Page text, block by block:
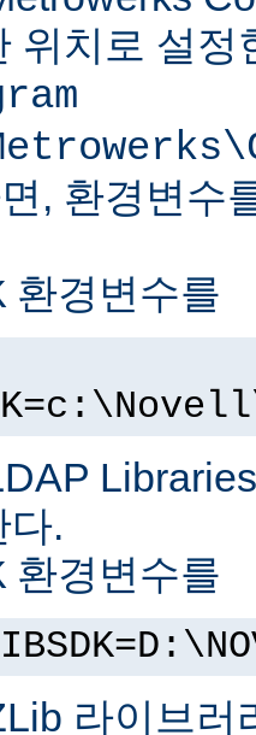
위치로 설정
, 환경변수
환경변수를
다.
환경변수를
라이브러